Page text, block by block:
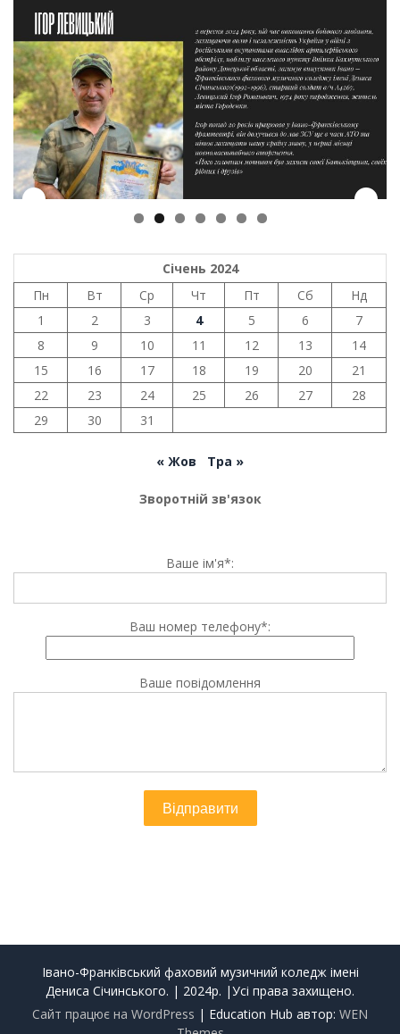
Січень 2024
Пн
Вт Ср Чт Пт Сб
Нд
1
2 3 4 5 6
7
8
9 10 11 12 13
14
15
16 17 18 19 20
21
22
23 24 25 26 27
28
29
30 31
« Жов Тра »
Зворотній зв'язок
Ваше ім'я*:
Ваш номер телефону*:
Ваше повідомлення
Івано-Франківський фаховий музичний коледж імені
Дениса Січинського. | 2024р. |Усі права захищено.
Сайт працює на WordPress | Education Hub автор: WEN